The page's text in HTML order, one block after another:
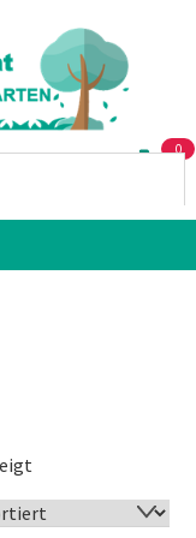
0
Beliebtheit
sortiert